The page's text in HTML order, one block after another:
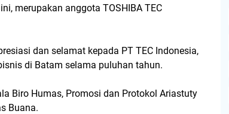
merupakan anggota TOSHIBA TEC
dan selamat kepada PT TEC Indonesia,
di Batam selama puluhan tahun.
Biro Humas, Promosi dan Protokol Ariastuty
Buana.